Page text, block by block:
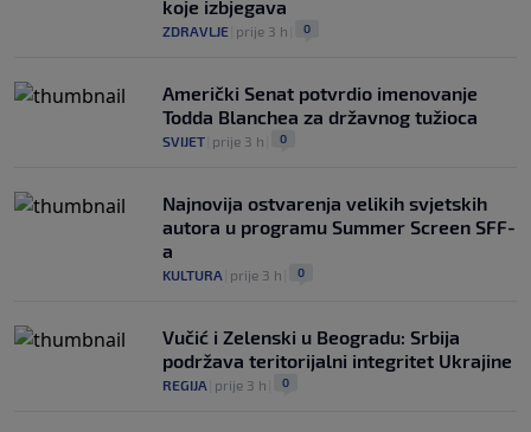
koje izbjegava
ZDRAVLJE prije 3 h 0
Američki Senat potvrdio imenovanje
Todda Blanchea za državnog tužioca
SVIJET prije 3 h 0
Najnovija ostvarenja velikih svjetskih
autora u programu Summer Screen SFF-
a
KULTURA prije 3 h 0
Vučić i Zelenski u Beogradu: Srbija
podržava teritorijalni integritet Ukrajine
REGIJA prije 3 h 0